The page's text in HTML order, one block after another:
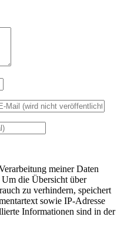
meiner Daten
Um die Übersicht über
zu verhindern, speichert
sowie IP-Adresse
Informationen sind in der